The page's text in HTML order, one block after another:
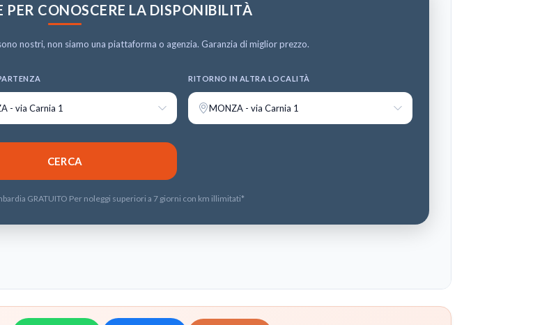
PER CONOSCERE LA DISPONIBILITÀ
nostri, non siamo una piattaforma o agenzia. Garanzia di miglior prezzo.
- via Carnia 1
RITORNO IN ALTRA LOCALITÀ
MONZA - via Carnia 1
GRATUITO Per noleggi superiori a 7 giorni con km illimitati*